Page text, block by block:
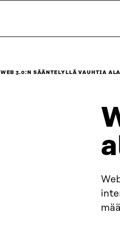
WEB 3.0:N SÄÄNTELYLLÄ VAUHTIA